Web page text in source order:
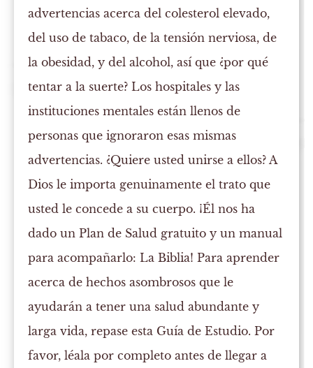
advertencias acerca del colesterol elevado,
del uso de tabaco, de la tensión nerviosa, de
la obesidad, y del alcohol, así que ¿por qué
tentar a la suerte? Los hospitales y las
instituciones mentales están llenos de
personas que ignoraron esas mismas
advertencias. ¿Quiere usted unirse a ellos? A
Dios le importa genuinamente el trato que
usted le concede a su cuerpo. ¡Él nos ha
dado un Plan de Salud gratuito y un manual
para acompañarlo: La Biblia! Para aprender
acerca de hechos asombrosos que le
ayudarán a tener una salud abundante y
larga vida, repase esta Guía de Estudio. Por
favor, léala por completo antes de llegar a